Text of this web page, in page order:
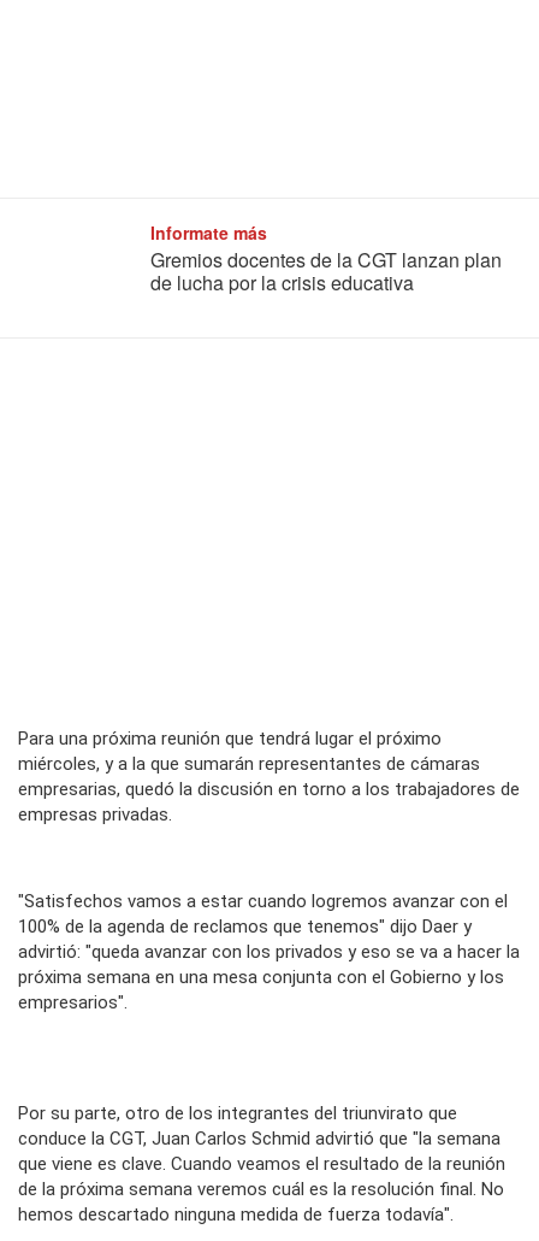
Informate más
Gremios docentes de la CGT lanzan plan
de lucha por la crisis educativa
Para una próxima reunión que tendrá lugar el próximo
miércoles, y a la que sumarán representantes de cámaras
empresarias, quedó la discusión en torno a los trabajadores de
empresas privadas.
"Satisfechos vamos a estar cuando logremos avanzar con el
100% de la agenda de reclamos que tenemos" dijo Daer y
advirtió: "queda avanzar con los privados y eso se va a hacer la
próxima semana en una mesa conjunta con el Gobierno y los
empresarios".
Por su parte, otro de los integrantes del triunvirato que
conduce la CGT, Juan Carlos Schmid advirtió que "la semana
que viene es clave. Cuando veamos el resultado de la reunión
de la próxima semana veremos cuál es la resolución final. No
hemos descartado ninguna medida de fuerza todavía".